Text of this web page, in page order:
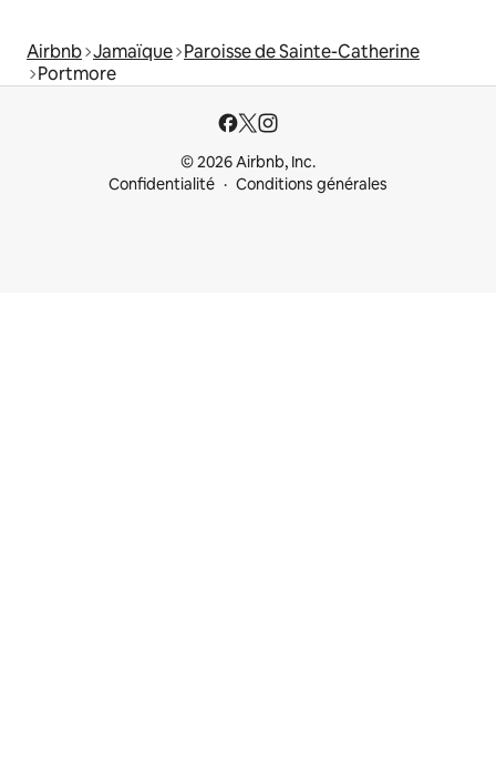
Airbnb Jamaïque Paroisse de Sainte-Catherine
Portmore
© 2026 Airbnb, Inc.
Confidentialité
Conditions générales